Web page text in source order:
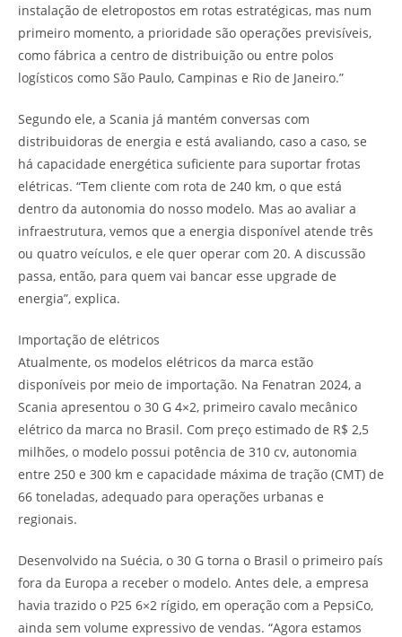
instalação de eletropostos em rotas estratégicas, mas num
primeiro momento, a prioridade são operações previsíveis,
como fábrica a centro de distribuição ou entre polos
logísticos como São Paulo, Campinas e Rio de Janeiro.”
Segundo ele, a Scania já mantém conversas com
distribuidoras de energia e está avaliando, caso a caso, se
há capacidade energética suficiente para suportar frotas
elétricas. “Tem cliente com rota de 240 km, o que está
dentro da autonomia do nosso modelo. Mas ao avaliar a
infraestrutura, vemos que a energia disponível atende três
ou quatro veículos, e ele quer operar com 20. A discussão
passa, então, para quem vai bancar esse upgrade de
energia”, explica.
Importação de elétricos
Atualmente, os modelos elétricos da marca estão
disponíveis por meio de importação. Na Fenatran 2024, a
Scania apresentou o 30 G 4×2, primeiro cavalo mecânico
elétrico da marca no Brasil. Com preço estimado de R$ 2,5
milhões, o modelo possui potência de 310 cv, autonomia
entre 250 e 300 km e capacidade máxima de tração (CMT) de
66 toneladas, adequado para operações urbanas e
regionais.
Desenvolvido na Suécia, o 30 G torna o Brasil o primeiro país
fora da Europa a receber o modelo. Antes dele, a empresa
havia trazido o P25 6×2 rígido, em operação com a PepsiCo,
ainda sem volume expressivo de vendas. “Agora estamos